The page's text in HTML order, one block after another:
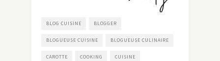
BLOG CUISINE BLOGGER
BLOGUEUSE CUISINE BLOGUEUSE CULINAIRE
CAROTTE COOKING CUISINE